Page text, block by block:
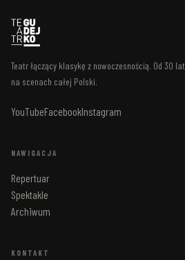
Teatr łączący klasykę z nowoczesnością. Od 30 lat
na scenach całej Polski.
YouTubeFacebookInstagram
NAWIGACJA
Repertuar
Spektakle
Archiwum
KONTAKT